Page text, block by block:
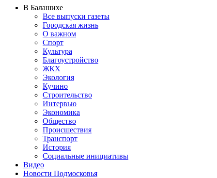
В Балашихе
Все выпуски газеты
Городская жизнь
О важном
Спорт
Культура
Благоустройство
ЖКХ
Экология
Кучино
Строительство
Интервью
Экономика
Общество
Происшествия
Транспорт
История
Социальные инициативы
Видео
Новости Подмосковья